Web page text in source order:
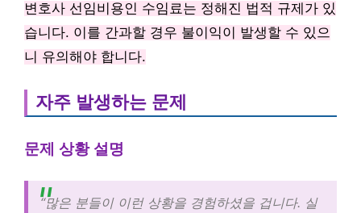
변호사 선임비용인 수임료는 정해진 법적 규제가 있
습니다. 이를 간과할 경우 불이익이 발생할 수 있으
니 유의해야 합니다.
자주 발생하는 문제
문제 상황 설명
“많은 분들이 이런 상황을 경험하셨을 겁니다. 실